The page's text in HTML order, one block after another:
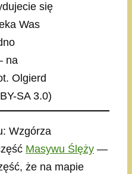
się
Was
na
Olgierd
SA 3.0)
Wzgórza
Masywu Ślęży —
że na mapie